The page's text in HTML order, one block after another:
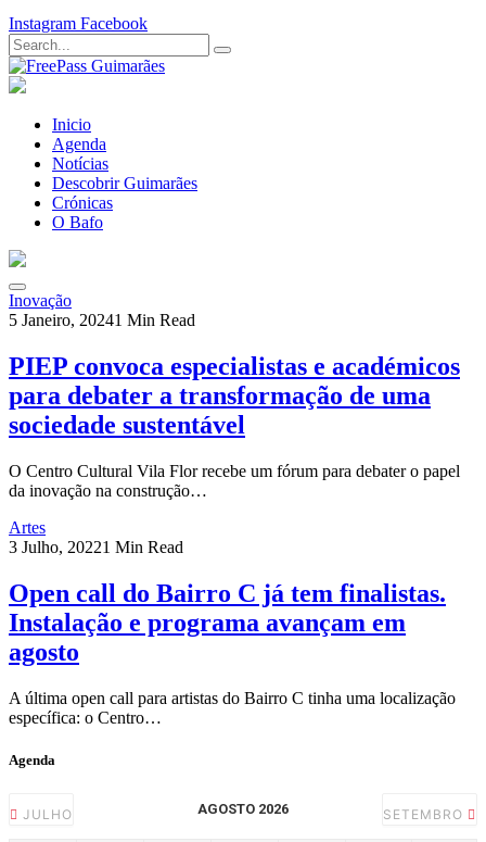
Instagram Facebook
Inicio
Agenda
Notícias
Descobrir Guimarães
Crónicas
O Bafo
Inovação
5 Janeiro, 20241 Min Read
PIEP convoca especialistas e académicos
para debater a transformação de uma
sociedade sustentável
O Centro Cultural Vila Flor recebe um fórum para debater o papel
da inovação na construção…
Artes
3 Julho, 20221 Min Read
Open call do Bairro C já tem finalistas.
Instalação e programa avançam em
agosto
A última open call para artistas do Bairro C tinha uma localização
específica: o Centro…
Agenda
JULHO AGOSTO 2026 SETEMBRO